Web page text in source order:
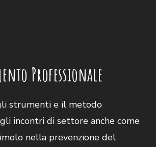
Professionale
strumenti e il metodo
incontri di settore anche come
nella prevenzione del